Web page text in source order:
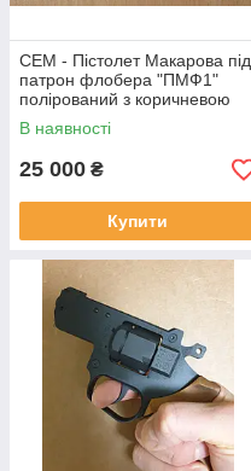
СЕМ - Пістолет Макарова під
патрон флобера "ПМФ1"
полірований з коричневою
рукояттю
В наявності
25 000 ₴
Купити